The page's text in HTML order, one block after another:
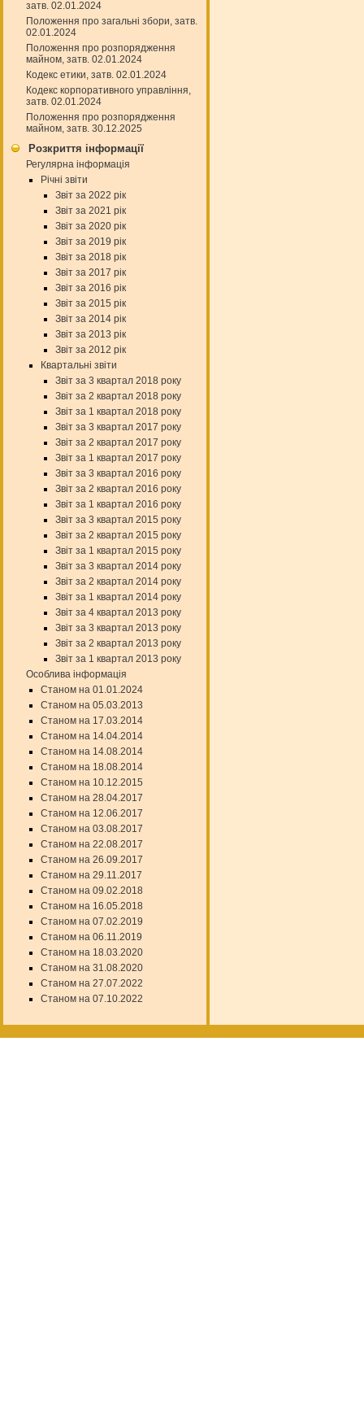
затв. 02.01.2024
Положення про загальні збори, затв.
02.01.2024
Положення про розпорядження
майном, затв. 02.01.2024
Кодекс етики, затв. 02.01.2024
Кодекс корпоративного управління,
затв. 02.01.2024
Положення про розпорядження
майном, затв. 30.12.2025
Розкриття інформації
Регулярна інформація
Річні звіти
Звіт за 2022 рік
Звіт за 2021 рік
Звіт за 2020 рік
Звіт за 2019 рік
Звіт за 2018 рік
Звіт за 2017 рік
Звіт за 2016 рік
Звіт за 2015 рік
Звіт за 2014 рік
Звіт за 2013 рік
Звіт за 2012 рік
Квартальні звіти
Звіт за 3 квартал 2018 року
Звіт за 2 квартал 2018 року
Звіт за 1 квартал 2018 року
Звіт за 3 квартал 2017 року
Звіт за 2 квартал 2017 року
Звіт за 1 квартал 2017 року
Звіт за 3 квартал 2016 року
Звіт за 2 квартал 2016 року
Звіт за 1 квартал 2016 року
Звіт за 3 квартал 2015 року
Звіт за 2 квартал 2015 року
Звіт за 1 квартал 2015 року
Звіт за 3 квартал 2014 року
Звіт за 2 квартал 2014 року
Звіт за 1 квартал 2014 року
Звіт за 4 квартал 2013 року
Звіт за 3 квартал 2013 року
Звіт за 2 квартал 2013 року
Звіт за 1 квартал 2013 року
Особлива інформація
Станом на 01.01.2024
Станом на 05.03.2013
Станом на 17.03.2014
Станом на 14.04.2014
Станом на 14.08.2014
Станом на 18.08.2014
Станом на 10.12.2015
Станом на 28.04.2017
Станом на 12.06.2017
Станом на 03.08.2017
Станом на 22.08.2017
Станом на 26.09.2017
Станом на 29.11.2017
Станом на 09.02.2018
Станом на 16.05.2018
Станом на 07.02.2019
Станом на 06.11.2019
Станом на 18.03.2020
Станом на 31.08.2020
Станом на 27.07.2022
Станом на 07.10.2022